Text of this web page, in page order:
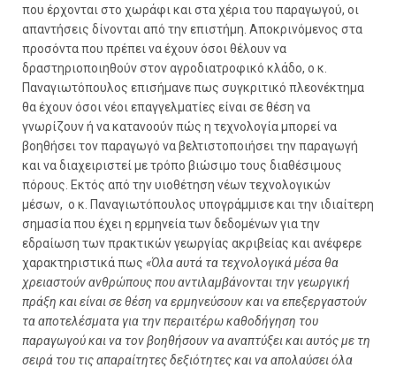
που έρχονται στο χωράφι και στα χέρια του παραγωγού, οι
απαντήσεις δίνονται από την επιστήμη. Αποκρινόμενος στα
προσόντα που πρέπει να έχουν όσοι θέλουν να
δραστηριοποιηθούν στον αγροδιατροφικό κλάδο, ο κ.
Παναγιωτόπουλος επισήμανε πως συγκριτικό πλεονέκτημα
θα έχουν όσοι νέοι επαγγελματίες είναι σε θέση να
γνωρίζουν ή να κατανοούν πώς η τεχνολογία μπορεί να
βοηθήσει τον παραγωγό να βελτιστοποιήσει την παραγωγή
και να διαχειριστεί με τρόπο βιώσιμο τους διαθέσιμους
πόρους. Εκτός από την υιοθέτηση νέων τεχνολογικών
μέσων, ο κ. Παναγιωτόπουλος υπογράμμισε και την ιδιαίτερη
σημασία που έχει η ερμηνεία των δεδομένων για την
εδραίωση των πρακτικών γεωργίας ακριβείας και ανέφερε
χαρακτηριστικά πως «Όλα αυτά τα τεχνολογικά μέσα θα
χρειαστούν ανθρώπους που αντιλαμβάνονται την γεωργική
πράξη και είναι σε θέση να ερμηνεύσουν και να επεξεργαστούν
τα αποτελέσματα για την περαιτέρω καθοδήγηση του
παραγωγού και να τον βοηθήσουν να αναπτύξει και αυτός με τη
σειρά του τις απαραίτητες δεξιότητες και να απολαύσει όλα